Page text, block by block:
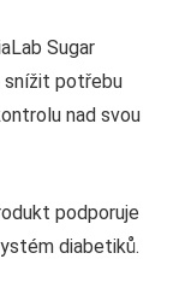
Sugar
snížit potřebu
nad svou
podporuje
diabetiků.